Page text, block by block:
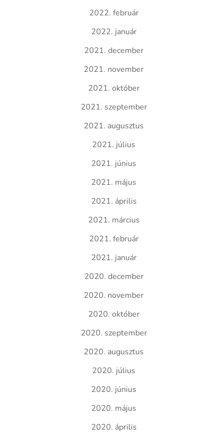
2022. február
2022. január
2021. december
2021. november
2021. október
2021. szeptember
2021. augusztus
2021. július
2021. június
2021. május
2021. április
2021. március
2021. február
2021. január
2020. december
2020. november
2020. október
2020. szeptember
2020. augusztus
2020. július
2020. június
2020. május
2020. április